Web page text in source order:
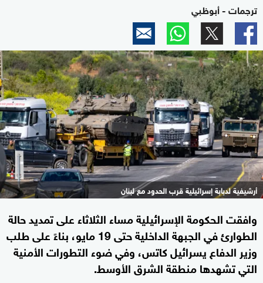
ترجمات - أبوظبي
أرشيفية لدبابة إسرائيلية قرب الحدود مع لبنان
وافقت الحكومة الإسرائيلية مساء الثلاثاء على تمديد حالة
الطوارئ في الجبهة الداخلية حتى 19 مايو، بناءً على طلب
وزير الدفاع يسرائيل كاتس، وفي ضوء التطورات الأمنية
التي تشهدها منطقة الشرق الأوسط.